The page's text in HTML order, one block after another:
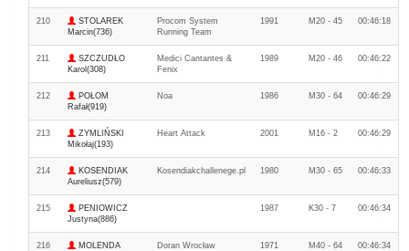
210
STOLAREK
Marcin(736)
Procom System
Running Team
1991 M20 - 45 00:46:18
211
SZCZUDŁO
Karol(308)
Medici Cantantes &
Fenix
1989 M20 - 46 00:46:22
212
POŁOM
Rafał(919)
Noa 1986 M30 - 64 00:46:29
213
ZYMLIŃSKI
Mikołaj(193)
Heart Attack 2001 M16 - 2 00:46:29
214
KOSENDIAK
Aureliusz(579)
Kosendiakchallenege.pl 1980 M30 - 65 00:46:33
215
PENIOWICZ
Justyna(886)
1987 K30 - 7 00:46:34
216
MOLENDA
Doran Wrocław 1971 M40 - 64 00:46:34